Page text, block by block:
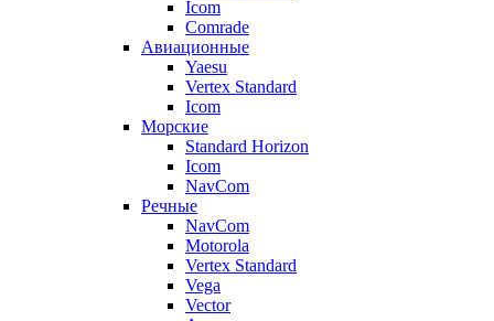
Icom
Comrade
Авиационные
Yaesu
Vertex Standard
Icom
Морские
Standard Horizon
Icom
NavCom
Речные
NavCom
Motorola
Vertex Standard
Vega
Vector